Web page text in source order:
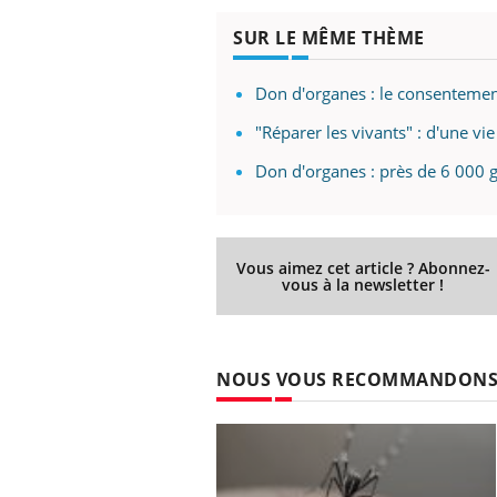
SUR LE MÊME THÈME
Don d'organes : le
"Réparer les vivants" : d'une
Don d'organes : près de 6 000
Vous aimez cet article ? Abonnez-
vous à la newsletter !
NOUS VOUS RECOMMANDONS
Eczéma Chronique des Mains :
expliquer ma maladieYoutube
Il y a des sujets qui sont faciles à aborder...
d'autres non ! D'un côté, poser des
...